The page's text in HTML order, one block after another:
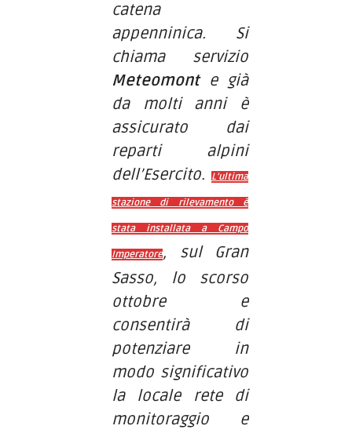
catena
appenninica. Si
chiama servizio
Meteomonte già
da molti anni è
assicurato dai
reparti alpini
dell’Esercito.
L’ultima
stazione di rilevamento è
stata installata a Campo
Imperatore, sul Gran
Sasso, lo scorso
ottobre e
consentirà di
potenziare in
modo significativo
la locale rete di
monitoraggio e